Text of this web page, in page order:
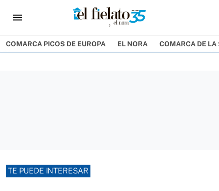
menu
COMARCA PICOS DE EUROPA EL NORA COMARCA DE LA
TE PUEDE INTERESAR